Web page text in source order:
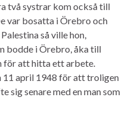
två systrar kom också till
var bosatta i Örebro och
så ville hon,
bodde i Örebro, åka till
för att hitta ett arbete.
11 april 1948 för att troligen
sig senare med en man som